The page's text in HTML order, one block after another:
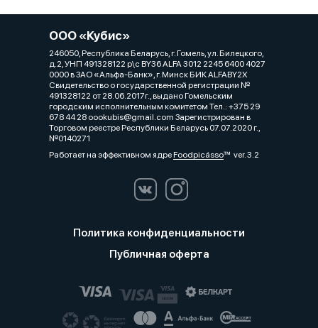
ООО «Кубис»
246050, Республика Беларусь, г. Гомель, ул. Билецкого,
д.2, УНП 491328122 р\с BY36 ALFA 3012 2245 6400 4027
0000 в ЗАО «Альфа-Банк», г. Минск БИК ALFABY2X
Свидетельство о государственной регистрации №
491328122 от 28.06.2017г., выдано Гомельским
городским исполнительным комитетом Тел.: +375 29
678 44 28 oookubis@gmail.com Зарегистрирован в
Торговом реестре Республики Беларусь 07.07.2020 г.,
№0140271
Работает на эффективном ядреFoodpicássover. 3.2
Политика конфиденциальности
Публичная оферта